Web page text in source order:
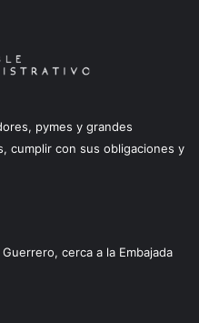
pymes y grandes
cumplir con sus obligaciones y
cerca a la Embajada